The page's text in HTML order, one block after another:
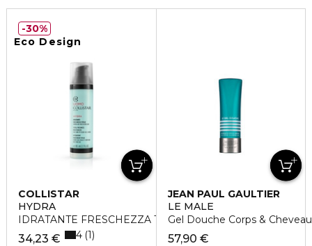
Eco Design
COLLISTAR
HYDRA
IDRATANTE FRESCHEZZA TOTALE
34,23 €
4 1
30%
JEAN PAUL GAULTIER
LE MALE
Gel Douche Corps &
57,90 €